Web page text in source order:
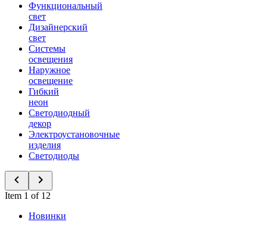
Функциональный
свет
Дизайнерский
свет
Системы
освещения
Наружное
освещение
Гибкий
неон
Светодиодный
декор
Электроустановочные
изделия
Светодиоды
Item 1 of 12
Новинки